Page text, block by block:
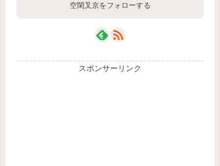
空閑叉京をフォローする
スポンサーリンク